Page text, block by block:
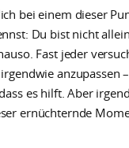
bei einem dieser
Du bist nicht
Fast jeder
anzupassen
es hilft. Aber
ernüchternde